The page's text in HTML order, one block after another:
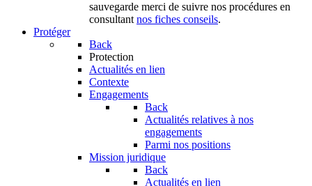
sauvegarde merci de suivre nos procédures en
consultantnos fiches conseils.
Protéger
Back
Protection
Actualités en lien
Contexte
Engagements
Back
Actualités relatives à nos
engagements
Parmi nos positions
Mission juridique
Back
Actualités en lien